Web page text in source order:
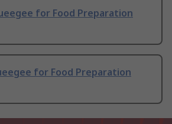
for Food Preparation
for Food Preparation